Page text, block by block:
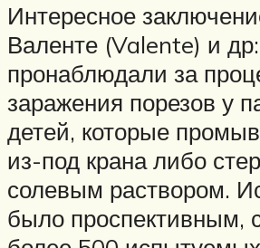
Интересное
Валенте (Valente) и
пронаблюдали за
заражения порезов у
детей, которые
из-под крана либо
солевым раствором.
было проспективным,